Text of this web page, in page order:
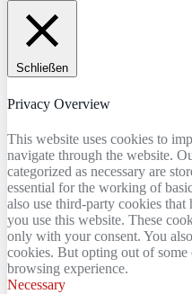
Schließen
Privacy Overview
This website uses cookies to
navigate through the website.
categorized as necessary are
essential for the working of
also use third-party cookies
you use this website. These
only with your consent. You
cookies. But opting out of
browsing experience.
Necessary